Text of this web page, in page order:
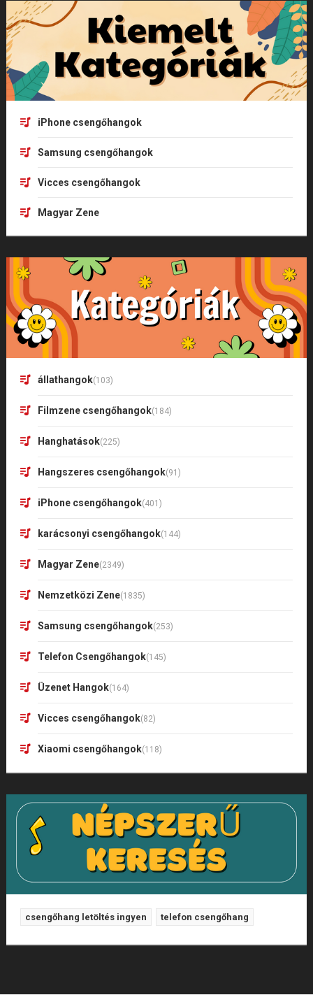
iPhone csengőhangok
Samsung csengőhangok
Vicces csengőhangok
Magyar Zene
állathangok(103)
Filmzene csengőhangok(184)
Hanghatások(225)
Hangszeres csengőhangok(91)
iPhone csengőhangok(401)
karácsonyi csengőhangok(144)
Magyar Zene(2349)
Nemzetközi Zene(1835)
Samsung csengőhangok(253)
Telefon Csengőhangok(145)
Üzenet Hangok(164)
Vicces csengőhangok(82)
Xiaomi csengőhangok(118)
csengőhang letöltés ingyen telefon csengőhang